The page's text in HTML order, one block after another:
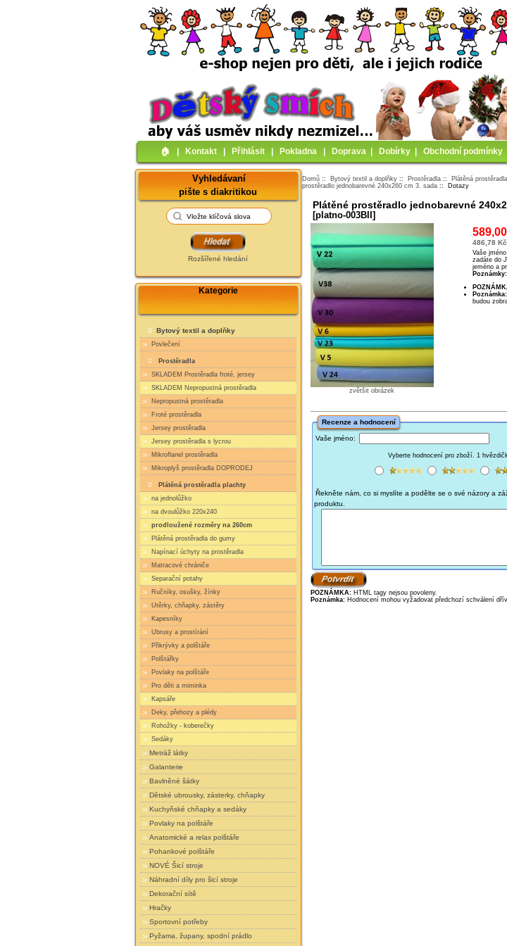
🏠︎ Kontakt Přihlásit Pokladna Doprava Dobírky Obchodní podmínky
Vyhledávaní
pište s diakritikou
Rozšířené hledání
Kategorie
Bytový textil a doplňky
Povlečení
Prostěradla
SKLADEM Prostěradla froté, jersey
SKLADEM Nepropustná prostěradla
Nepropustná prostěradla
Froté prostěradla
Jersey prostěradla
Jersey prostěradla s lycrou
Mikroflanel prostěradla
Mikroplyš prostěradla DOPRODEJ
Plátěná prostěradla plachty
na jednolůžko
na dvoulůžko 220x240
prodloužené rozměry na 260cm
Plátěná prostěradla do gumy
Napínací úchyty na prostěradla
Matracové chrániče
Separační potahy
Ručníky, osušky, žínky
Utěrky, chňapky, zástěry
Kapesníky
Ubrusy a prostírání
Přikrývky a polštáře
Polštářky
Povlaky na polštáře
Pro děti a miminka
Kapsáře
Deky, přehozy a plédy
Rohožky - koberečky
Sedáky
Metráž látky
Galanterie
Bavlněné šátky
Dětské ubrousky, zásterky, chňapky
Kuchyňské chňapky a sedáky
Povlaky na polštáře
Anatomické a relax polštáře
Pohankové polštáře
NOVÉ Šicí stroje
Náhradní díly pro šicí stroje
Dekorační sítě
Hračky
Sportovní potřeby
Pyžama, župany, spodní prádlo
Domů :: Bytový textil a doplňky :: Prostěradla :: Plátěná
prostěradlo jednobarevné 240x260 cm 3. sada :: Dotazy
Plátěné prostěradlo jednobarevné
[platno-003BII]
zvětšit obrázek
486,78
Vaše
zadáte do
jeméno a
Poznámky:
Poznámka:
budou
Recenze a hodnocení
Vaše jméno:
Vyberte hodnocení pro zboží. 1
Řekněte nám, co si myslíte a podělte se o své názory a
produktu.
POZNÁMKA: HTML tagy nejsou povoleny.
Poznámka: Hodnocení mohou vyžadovat předchozí schválení